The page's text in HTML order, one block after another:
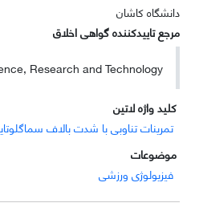
دانشگاه کاشان
مرجع تاییدکننده گواهی اخلاق
Research and Technology
کلید واژه لاتین
تمرینات تناوبی با شدت بالاف
موضوعات
فیزیولوژی ورزشی